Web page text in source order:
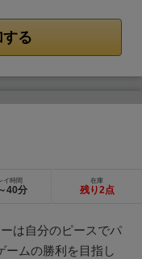
る
イ時間
40分
在庫
残り2点
は自分のピースでパ
ームの勝利を目指し